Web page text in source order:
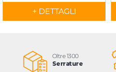
+ DETTAGLI
Oltre 1300
Serrature